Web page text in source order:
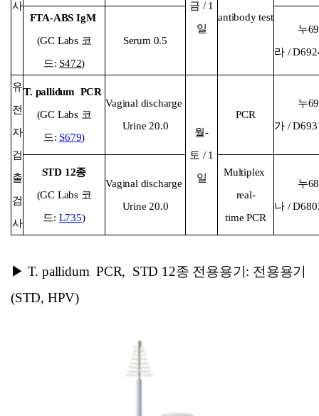
사
금 / 1
일
antibody test
FTA-ABS IgM
(GC Labs 코
드: S472)
Serum 0.5
누
라 /
유
전
자
검
출
검
사
T. pallidum PCR
(GC Labs 코
드: S679)
Vaginal discharge
Urine 20.0
월-
토 / 1
일
PCR
누
가 /
STD 12종
(GC Labs 코
드: L735)
Vaginal discharge
Urine 20.0
Multiplex
real-
time PCR
누
나 /
▶ T. pallidum PCR, STD 12종 전용용기: 전용용기
(STD, HPV)